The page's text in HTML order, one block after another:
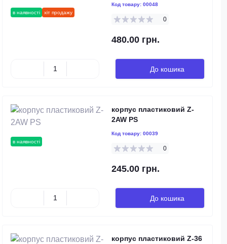
в наявності хіт продажу
Код товару: 00048
0
480.00 грн.
До кошика
в наявності
корпус пластиковий Z-
2AW PS
Код товару: 00039
0
245.00 грн.
До кошика
корпус пластиковий Z-36